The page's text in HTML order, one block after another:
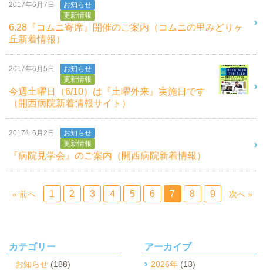
2017年6月7日
お知らせ
更新情報
6.28『コムニ寄席』開催のご案内（コムニの里みどりヶ
丘新着情報）
2017年6月5日
お知らせ
更新情報
今週土曜日（6/10）は『土曜外来』実施日です
（開西病院新着情報サイト）
2017年6月2日
お知らせ
更新情報
『病院見学会』のご案内（開西病院新着情報）
« 前へ 1 2 3 4 5 6 7 8 9 次へ »
カテゴリー
お知らせ (188)
アーカイブ
2026年 (13)